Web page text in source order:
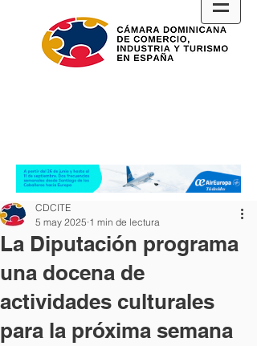
La Diputación programa
una docena de
actividades culturales
para la próxima semana
CDCITE
5 may 2025 1 min de lectura